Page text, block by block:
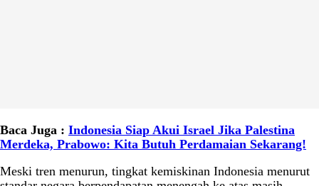
Baca Juga : Indonesia Siap Akui Israel Jika Palestina
Merdeka, Prabowo: Kita Butuh Perdamaian Sekarang!
Meski tren menurun, tingkat kemiskinan Indonesia menurut